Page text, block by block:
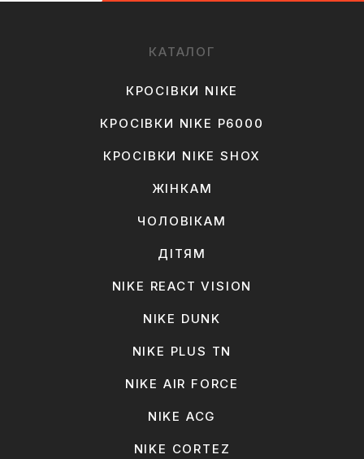
КАТАЛОГ
КРОСІВКИ NIKE
КРОСІВКИ NIKE P6000
КРОСІВКИ NIKE SHOX
ЖІНКАМ
ЧОЛОВІКАМ
ДІТЯМ
NIKE REACT VISION
NIKE DUNK
NIKE PLUS TN
NIKE AIR FORCE
NIKE ACG
NIKE CORTEZ